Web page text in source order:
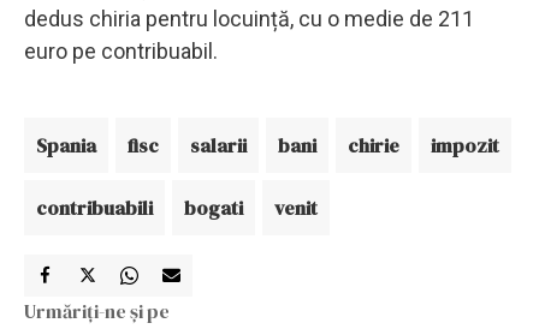
dedus chiria pentru locuință, cu o medie de 211
euro pe contribuabil.
Spania fisc salarii bani chirie impozit
contribuabili bogati venit
Urmăriți-ne și pe